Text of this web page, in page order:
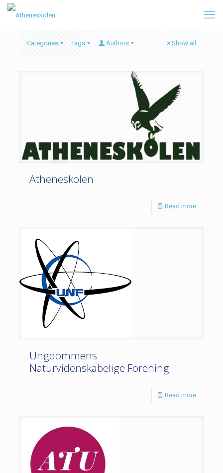
Categories Tags Authors Show all
Atheneskolen
Read more
Ungdommens
Naturvidenskabelige Forening
Read more